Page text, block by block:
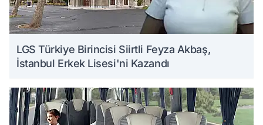
LGS Türkiye Birincisi Siirtli Feyza Akbaş,
İstanbul Erkek Lisesi'ni Kazandı